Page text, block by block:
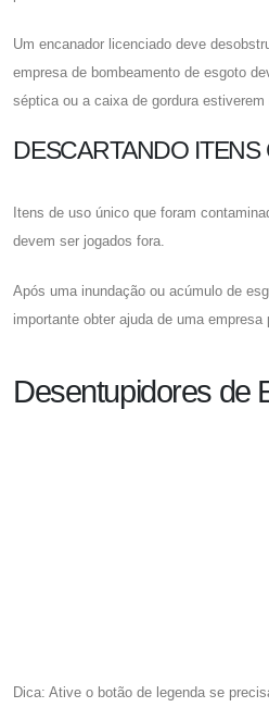
Um encanador licenciado deve
empresa de bombeamento de esgoto
séptica ou a caixa de gordura
DESCARTANDO
Itens de uso único que foram
devem ser jogados fora.
Após uma inundação ou acúmulo de
importante obter ajuda de uma empresa
Desentupidores de
Dica: Ative o botão de legenda se